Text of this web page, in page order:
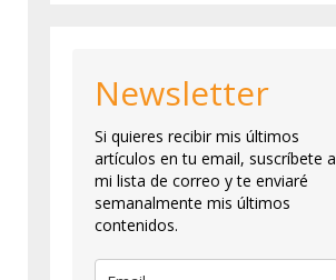
Newsletter
Si quieres recibir mis últimos
artículos en tu email, suscríbete a
mi lista de correo y te enviaré
semanalmente mis últimos
contenidos.